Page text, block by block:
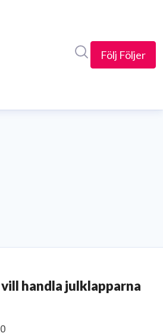
Följ Följer
handla julklapparna